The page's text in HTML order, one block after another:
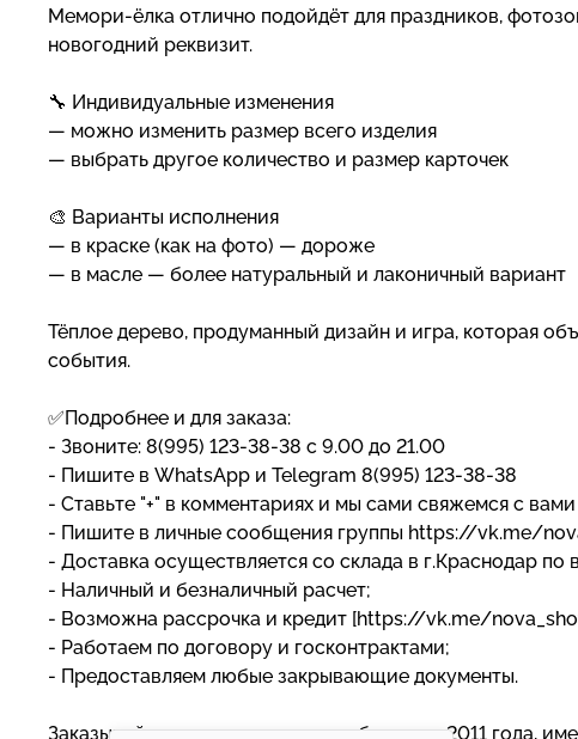
Мемори-ёлка отлично подойдёт для праздников,
новогодний реквизит.
🔧 Индивидуальные изменения
— можно изменить размер всего изделия
— выбрать другое количество и размер карточек
🎨 Варианты исполнения
— в краске (как на фото) — дороже
— в масле — более натуральный и лаконичный вариант
Тёплое дерево, продуманный дизайн и игра, которая
события.
✅Подробнее и для заказа:
- Звоните: 8(995) 123-38-38 с 9.00 до 21.00
- Пишите в WhatsApp и Telegram 8(995) 123-38-38
- Ставьте "+" в комментариях и мы сами свяжемся с вами
- Пишите в личные сообщения группы https://vk.me/
- Доставка осуществляется со склада в г.Краснодар
- Наличный и безналичный расчет;
- Возможна рассрочка и кредит [https://vk.me/
- Работаем по договору и госконтрактами;
- Предоставляем любые закрывающие документы.
Заказывайте у лидеров рынка, работаем с 2011 года,